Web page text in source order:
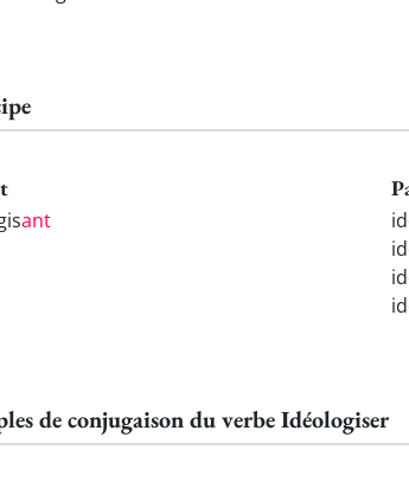
ant
de conjugaison du verbe Idéologiser